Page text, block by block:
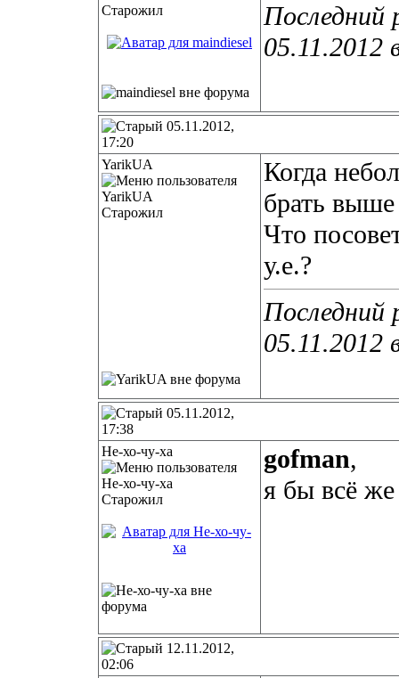
Старожил
Последний
05.11.2012
05.11.2012,
17:20
YarikUA
Старожил
Когда
брать
Что
у.е.?
Последний
05.11.2012
05.11.2012,
17:38
Не-хо-чу-ха
Старожил
gofman,
я бы всё
12.11.2012,
02:06